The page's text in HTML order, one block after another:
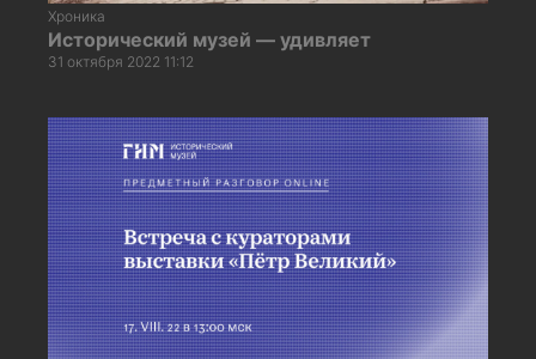
Хроника
Исторический музей — удивляет
31 октября 2022 11:12